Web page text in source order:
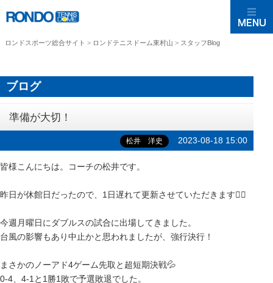
ロンドスポーツ総合サイト > ロンドテニスドーム東村山 > スタッフBlog
ブログ
準備が大切！
松井 洋史 2023-08-18 15:00
皆様こんにちは。コーチの松井です。
昨日が休館日だったので、1日遅れて更新させていただきます🙇‍♂️
今週月曜日にダブルスの試合に出場してきました。
台風の影響もあり中止かと思われましたが、強行決行！
まさかのノーアド4ゲーム先取と超短期決戦💦
0-4、4-1と1勝1敗で予選敗退でした。